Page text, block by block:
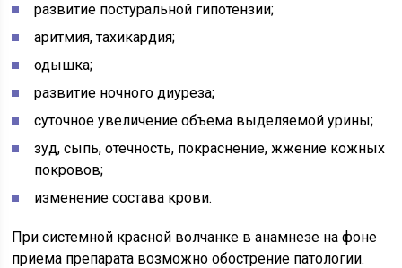
развитие постуральной гипотензии;
аритмия, тахикардия;
одышка;
развитие ночного диуреза;
суточное увеличение объема выделяемой урины;
зуд, сыпь, отечность, покраснение, жжение кожных
покровов;
изменение состава крови.
При системной красной волчанке в анамнезе на фоне
приема препарата возможно обострение патологии.